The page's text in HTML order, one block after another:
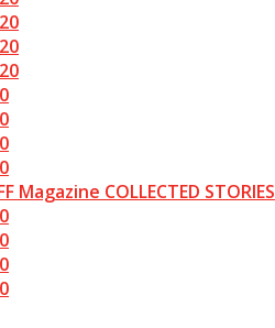
Magazine COLLECTED STORIES